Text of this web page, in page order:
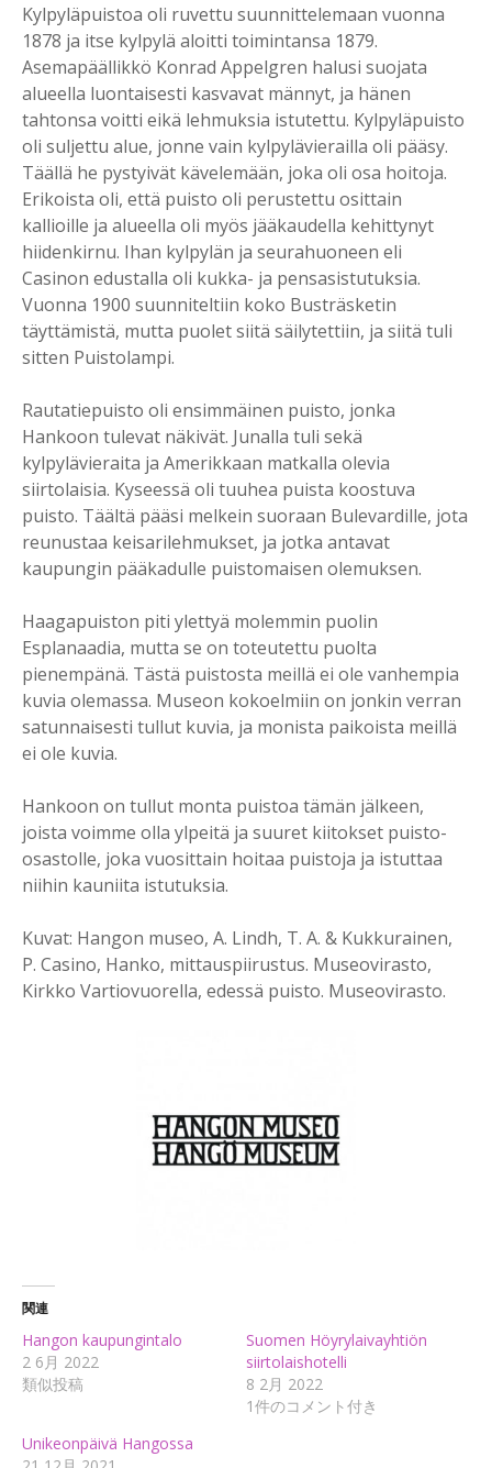
Kylpyläpuistoa oli ruvettu suunnittelemaan vuonna
1878 ja itse kylpylä aloitti toimintansa 1879.
Asemapäällikkö Konrad Appelgren halusi suojata
alueella luontaisesti kasvavat männyt, ja hänen
tahtonsa voitti eikä lehmuksia istutettu. Kylpyläpuisto
oli suljettu alue, jonne vain kylpylävierailla oli pääsy.
Täällä he pystyivät kävelemään, joka oli osa hoitoja.
Erikoista oli, että puisto oli perustettu osittain
kallioille ja alueella oli myös jääkaudella kehittynyt
hiidenkirnu. Ihan kylpylän ja seurahuoneen eli
Casinon edustalla oli kukka- ja pensasistutuksia.
Vuonna 1900 suunniteltiin koko Busträsketin
täyttämistä, mutta puolet siitä säilytettiin, ja siitä tuli
sitten Puistolampi.
Rautatiepuisto oli ensimmäinen puisto, jonka
Hankoon tulevat näkivät. Junalla tuli sekä
kylpylävieraita ja Amerikkaan matkalla olevia
siirtolaisia. Kyseessä oli tuuhea puista koostuva
puisto. Täältä pääsi melkein suoraan Bulevardille, jota
reunustaa keisarilehmukset, ja jotka antavat
kaupungin pääkadulle puistomaisen olemuksen.
Haagapuiston piti ylettyä molemmin puolin
Esplanaadia, mutta se on toteutettu puolta
pienempänä. Tästä puistosta meillä ei ole vanhempia
kuvia olemassa. Museon kokoelmiin on jonkin verran
satunnaisesti tullut kuvia, ja monista paikoista meillä
ei ole kuvia.
Hankoon on tullut monta puistoa tämän jälkeen,
joista voimme olla ylpeitä ja suuret kiitokset puisto-
osastolle, joka vuosittain hoitaa puistoja ja istuttaa
niihin kauniita istutuksia.
Kuvat: Hangon museo, A. Lindh, T. A. & Kukkurainen,
P. Casino, Hanko, mittauspiirustus. Museovirasto,
Kirkko Vartiovuorella, edessä puisto. Museovirasto.
関連
Hangon kaupungintalo
2 6月 2022
類似投稿
Suomen Höyrylaivayhtiön
siirtolaishotelli
8 2月 2022
1件のコメント付き
Unikeonpäivä Hangossa